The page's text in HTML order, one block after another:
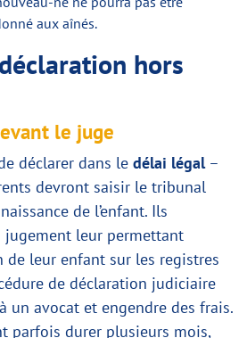
aux aînés.
hors
le juge
déclarer dans le délai légal–
devront saisir le tribunal
de l’enfant. Ils
leur permettant
de leur enfant sur les registres
de déclaration judiciaire
un avocat et engendre des frais.
parfois durer plusieurs mois,